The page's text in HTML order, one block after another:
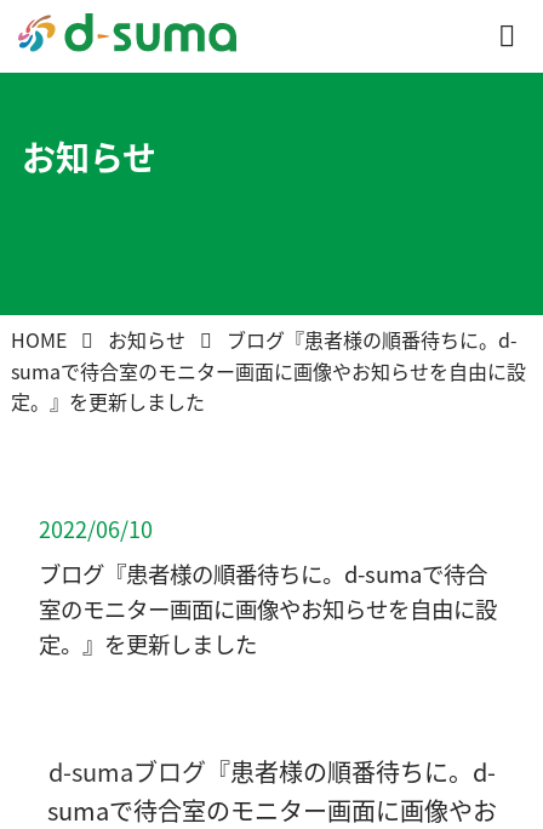
お知らせ
HOME お知らせ
ブログ『患者様の順番待ちに。d-
sumaで待合室のモニター画面に画像やお知らせを自由に設
定。』を更新しました
2022/06/10
ブログ『患者様の順番待ちに。d-sumaで待合
室のモニター画面に画像やお知らせを自由に設
定。』を更新しました
d-sumaブログ『患者様の順番待ちに。d-
sumaで待合室のモニター画面に画像やお